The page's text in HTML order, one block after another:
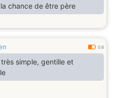
chance de être père
0.6
simple, gentille et